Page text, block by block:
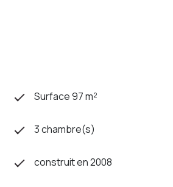
Surface 97 m²
3 chambre(s)
construit en 2008